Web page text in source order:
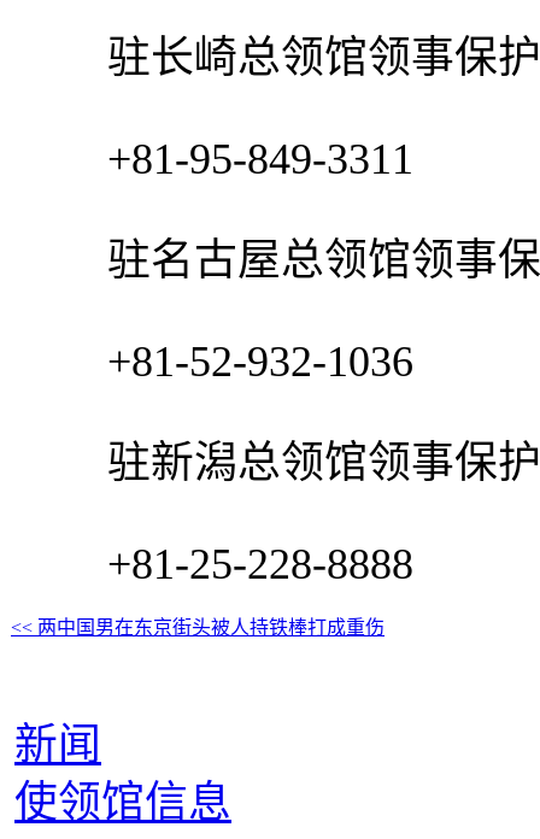
驻长崎总领馆领事保护
+81-95-849-3311
驻名古屋总领馆领事保
+81-52-932-1036
驻新潟总领馆领事保护
+81-25-228-8888
<< 两中国男在东京街头被人持铁棒打成重伤
新闻
使领馆信息